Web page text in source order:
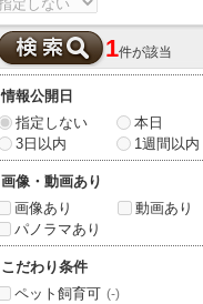
1件が該当
情報公開日
指定しない
本日
3日以内
1週間以内
画像・動画あり
画像あり
動画あり
パノラマあり
こだわり条件
ペット飼育可 (-)